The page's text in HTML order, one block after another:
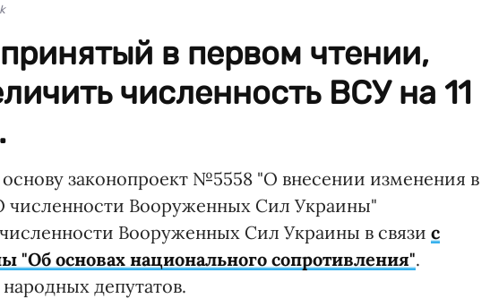
в первом чтении,
численность ВСУ на 11
основу законопроект №5558 "О внесении изменения в
численности Вооруженных Сил Украины"
Вооруженных Сил Украины в связи с
"Об основах национального сопротивления".
народных депутатов.